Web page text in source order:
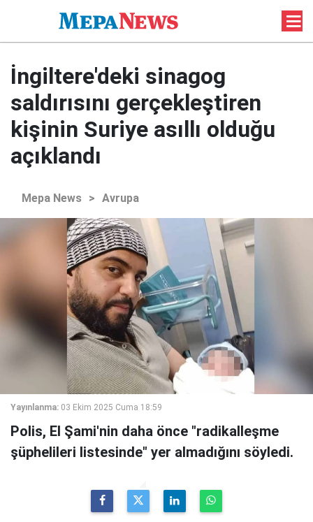
İngiltere'deki sinagog
saldırısını gerçekleştiren
kişinin Suriye asıllı olduğu
açıklandı
Mepa News > Avrupa
Yayınlanma: 03 Ekim 2025 Cuma 18:59
Polis, El Şami'nin daha önce "radikalleşme
şüphelileri listesinde" yer almadığını söyledi.